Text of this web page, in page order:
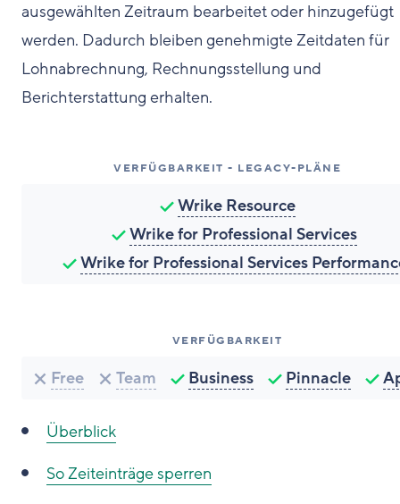
ausgewählten Zeitraum bearbeitet oder hinzugefügt
werden. Dadurch bleiben genehmigte Zeitdaten für
Lohnabrechnung, Rechnungsstellung und
Berichterstattung erhalten.
VERFÜGBARKEIT - LEGACY-PLÄNE
Wrike Resource
Wrike for Professional Services
Wrike for Professional Services
VERFÜGBARKEIT
Free Team Business Pinnacle
Überblick
SoZeiteinträge sperren